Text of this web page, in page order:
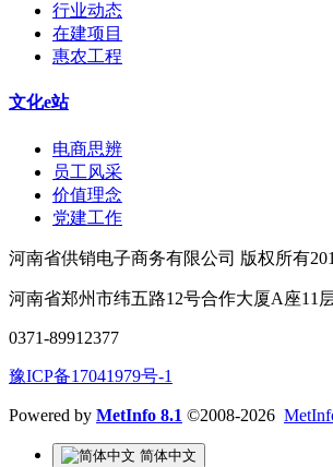
行业动态
在建项目
惠农工程
文化e站
电商思辨
员工风采
价值理念
党建工作
河南省供销电子商务有限公司 版权所有
河南省郑州市纬五路12号合作大厦A座11
0371-89912377
豫ICP备17041979号-1
Powered by MetInfo 8.1 ©2008-2026
简体中文